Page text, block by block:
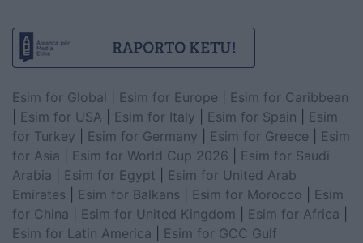
Esim for Global Esim for Europe
Esim for Caribbean
Esim for USA Esim for Italy Esim for Spain
Esim
for Turkey
Esim for Germany Esim for Greece
Esim
for Asia
Esim for World Cup 2026
Esim for Saudi
Arabia
Esim for Egypt
Esim for United Arab
Emirates
Esim for Balkans Esim for Morocco
Esim
for China
Esim for United Kingdom Esim for Africa
Esim for Latin America
Esim for GCC Gulf